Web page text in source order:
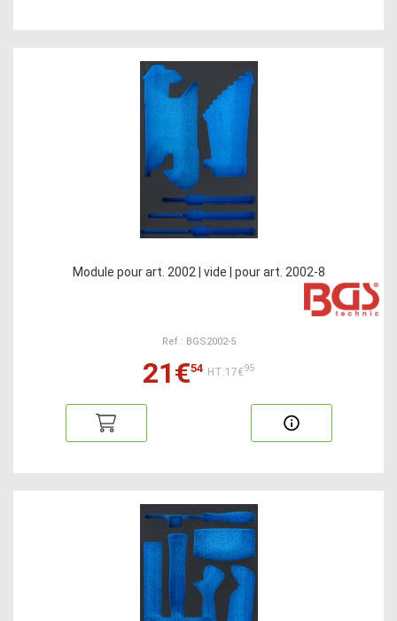
Module pour art. 2002 | vide | pour art. 2002-8
Ref : BGS2002-5
21€54 HT:17€95